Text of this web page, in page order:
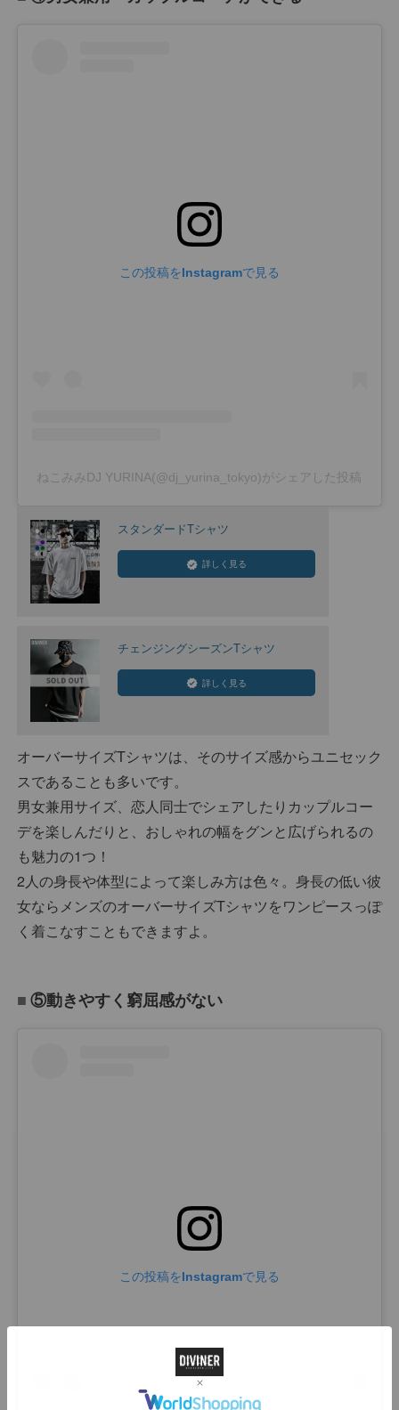
この投稿をInstagramで見る
ねこみみDJ YURINA(@dj_yurina_tokyo)がシェアした投稿
スタンダードTシャツ
詳しく見る
チェンジングシーズンTシャツ
詳しく見る
オーバーサイズTシャツは、そのサイズ感からユニセック
スであることも多いです。
男女兼用サイズ、恋人同士でシェアしたりカップルコー
デを楽しんだりと、おしゃれの幅をグンと広げられるの
も魅力の1つ！
2人の身長や体型によって楽しみ方は色々。身長の低い彼
女ならメンズのオーバーサイズTシャツをワンピースっぽ
く着こなすこともできますよ。
⑤動きやすく窮屈感がない
この投稿をInstagramで見る